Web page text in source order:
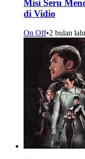
Misi Seru
di Vidio
On Off•2 bulan lalu